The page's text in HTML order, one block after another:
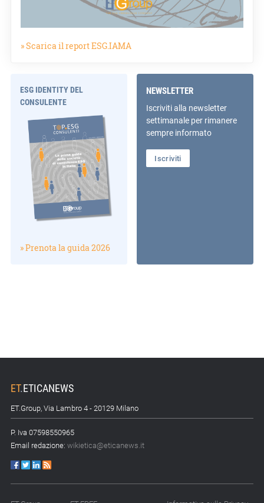
» Scarica il report ESG.IAMA
ESG IDENTITY DEL
CONSULENTE
» Prenota la guida 2026
NEWSLETTER
Iscriviti alla newsletter
settimanale per rimanere
sempre informato
Iscriviti
ET.ETICANEWS
ET.Group, Via Lambro 4 - 20129 Milano
P. Iva 07598550965
Email redazione: wikietica@eticanews.it